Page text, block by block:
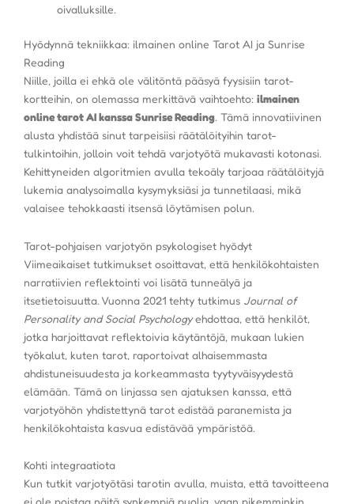
oivalluksille.
Hyödynnä tekniikkaa: ilmainen online Tarot AI ja Sunrise
Reading
Niille, joilla ei ehkä ole välitöntä pääsyä fyysisiin tarot-
kortteihin, on olemassa merkittävä vaihtoehto: ilmainen
online tarot AI kanssa Sunrise Reading. Tämä innovatiivinen
alusta yhdistää sinut tarpeisiisi räätälöityihin tarot-
tulkintoihin, jolloin voit tehdä varjotyötä mukavasti kotonasi.
Kehittyneiden algoritmien avulla tekoäly tarjoaa räätälöityjä
lukemia analysoimalla kysymyksiäsi ja tunnetilaasi, mikä
valaisee tehokkaasti itsensä löytämisen polun.
Tarot-pohjaisen varjotyön psykologiset hyödyt
Viimeaikaiset tutkimukset osoittavat, että henkilökohtaisten
narratiivien reflektointi voi lisätä tunneälyä ja
itsetietoisuutta. Vuonna 2021 tehty tutkimus Journal of
Personality and Social Psychologyehdottaa, että henkilöt,
jotka harjoittavat reflektoivia käytäntöjä, mukaan lukien
työkalut, kuten tarot, raportoivat alhaisemmasta
ahdistuneisuudesta ja korkeammasta tyytyväisyydestä
elämään. Tämä on linjassa sen ajatuksen kanssa, että
varjotyöhön yhdistettynä tarot edistää paranemista ja
henkilökohtaista kasvua edistävää ympäristöä.
Kohti integraatiota
Kun tutkit varjotyötäsi tarotin avulla, muista, että tavoitteena